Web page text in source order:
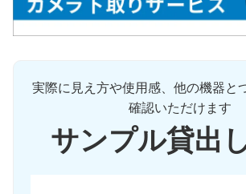
実際に見え方や使用感、他の機器と
確認いただけます
サンプル貸出